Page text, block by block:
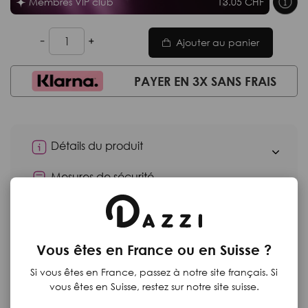
Vous êtes en France ou en Suisse ?
Si vous êtes en France, passez à notre site français. Si
vous êtes en Suisse, restez sur notre site suisse.
Ajouter au panier
PAYER EN 3X SANS FRAIS
Détails du produit
Mesures de sécurité
Moyens de paiement